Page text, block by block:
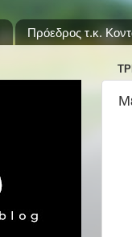
Πρόεδρος τ.κ.